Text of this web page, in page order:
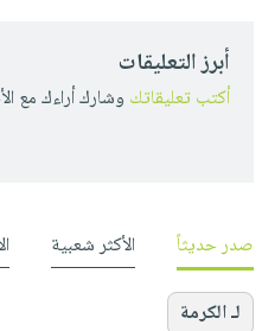
أبرز التعليقات
أكتب تعليقاتك وشارك أراءك مع
صدر حديثاً الأكثر شعبية
لـ الكرمة